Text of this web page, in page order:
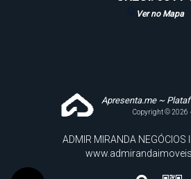
Ver no Mapa
Apresenta.me ~
Copyright © 2026
ADMIR MIRANDA NEGÓCIOS